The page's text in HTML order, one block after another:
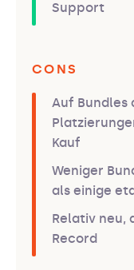
Support
CONS
Auf
Kauf
Weniger
als einige
Relativ neu,
Record